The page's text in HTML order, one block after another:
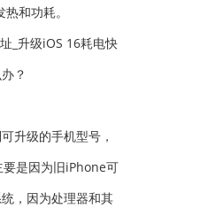
和功耗。
升级的手机型号，
是因为旧iPhone可
，因为处理器和其